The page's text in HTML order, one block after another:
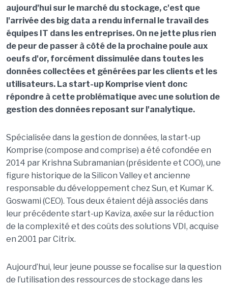
aujourd'hui sur le marché du stockage, c'est que
l'arrivée des big data a rendu infernal le travail des
équipes IT dans les entreprises. On ne jette plus rien
de peur de passer à côté de la prochaine poule aux
oeufs d'or, forcément dissimulée dans toutes les
données collectées et générées par les clients et les
utilisateurs. La start-up Komprise vient donc
répondre à cette problématique avec une solution de
gestion des données reposant sur l'analytique.
Spécialisée dans la gestion de données, la start-up
Komprise (compose and comprise) a été cofondée en
2014 par Krishna Subramanian (présidente et COO), une
figure historique de la Silicon Valley et ancienne
responsable du développement chez Sun, et Kumar K.
Goswami (CEO). Tous deux étaient déjà associés dans
leur précédente start-up Kaviza, axée sur la réduction
de la complexité et des coûts des solutions VDI, acquise
en 2001 par Citrix.
Aujourd’hui, leur jeune pousse se focalise sur la question
de l’utilisation des ressources de stockage dans les